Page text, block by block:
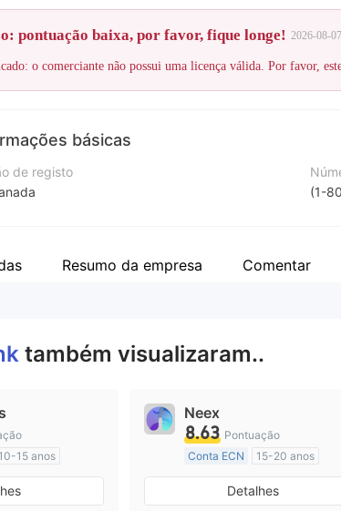
pontuação baixa, por favor, fique longe! 2026-08-07
o comerciante não possui uma licença válida. Por favor,
básicas
de registo
(1-
Resumo da empresa Comentar
também visualizaram..
10-15 anos
(MM)
Neex
8.63 Pontuação
Conta ECN
15-20 anos
Austrália Regulamento
Market Marketing (MM)
Detalhes